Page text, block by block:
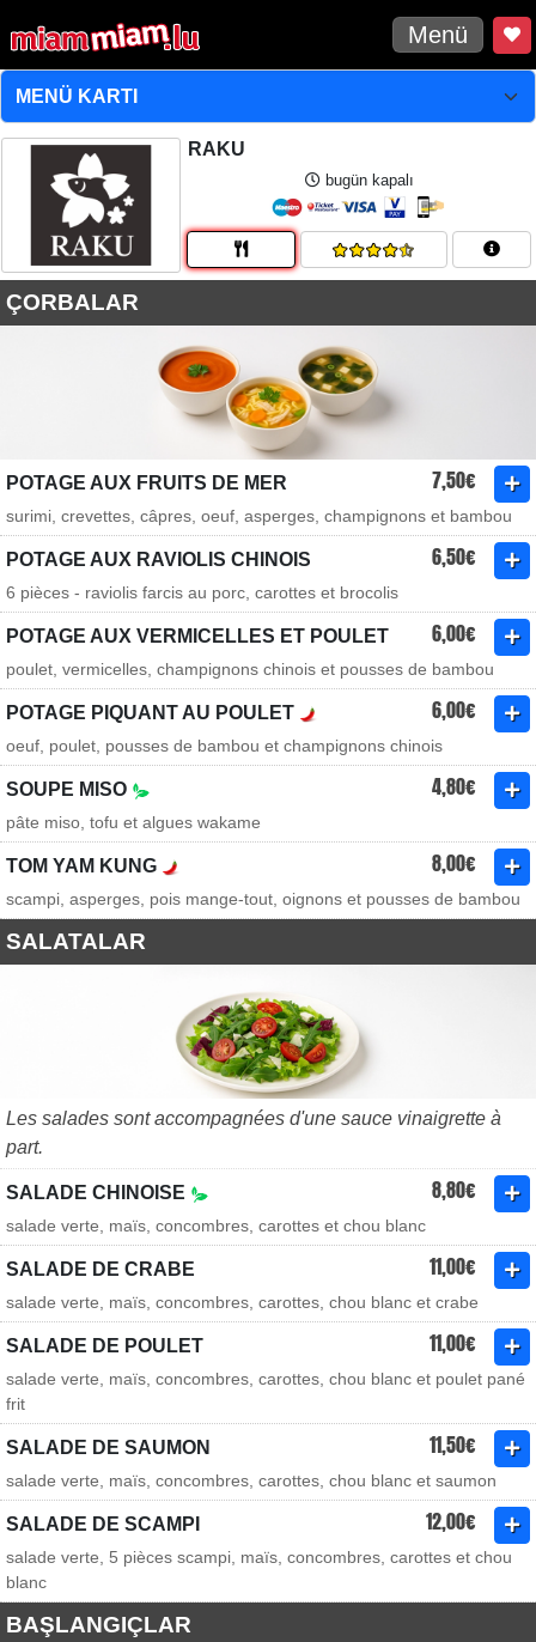
Menü
RAKU
bugün kapalı
ÇORBALAR
POTAGE AUX FRUITS DE MER 7,50€
surimi, crevettes, câpres, oeuf, asperges, champignons et bambou
POTAGE AUX RAVIOLIS CHINOIS 6,50€
6 pièces - raviolis farcis au porc, carottes et brocolis
POTAGE AUX VERMICELLES ET POULET 6,00€
poulet, vermicelles, champignons chinois et pousses de bambou
POTAGE PIQUANT AU POULET 6,00€
oeuf, poulet, pousses de bambou et champignons chinois
SOUPE MISO 4,80€
pâte miso, tofu et algues wakame
TOM YAM KUNG 8,00€
scampi, asperges, pois mange-tout, oignons et pousses de bambou
SALATALAR
Les salades sont accompagnées d'une sauce vinaigrette à
part.
SALADE CHINOISE 8,80€
salade verte, maïs, concombres, carottes et chou blanc
SALADE DE CRABE 11,00€
salade verte, maïs, concombres, carottes, chou blanc et crabe
SALADE DE POULET 11,00€
salade verte, maïs, concombres, carottes, chou blanc et poulet pané
frit
SALADE DE SAUMON 11,50€
salade verte, maïs, concombres, carottes, chou blanc et saumon
SALADE DE SCAMPI 12,00€
salade verte, 5 pièces scampi, maïs, concombres, carottes et chou
blanc
BAŞLANGIÇLAR